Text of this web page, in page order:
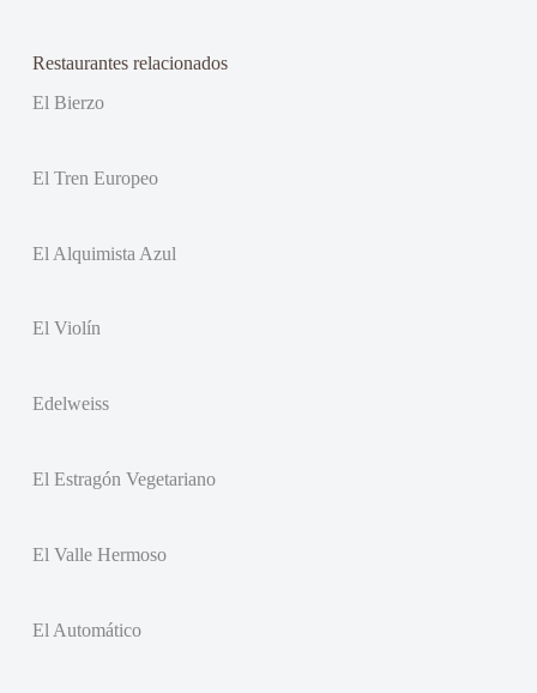
Restaurantes relacionados
El Bierzo
El Tren Europeo
El Alquimista Azul
El Violín
Edelweiss
El Estragón Vegetariano
El Valle Hermoso
El Automático